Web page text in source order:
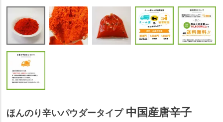
ほんのり辛いパウダータイプ 中国産唐辛子